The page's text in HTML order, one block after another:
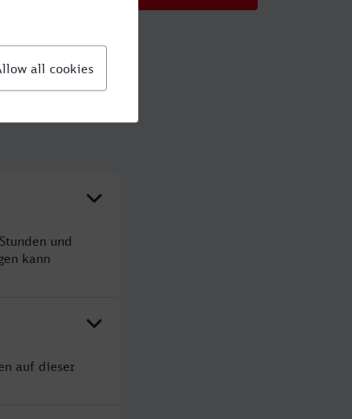
und
kann
auf dieser